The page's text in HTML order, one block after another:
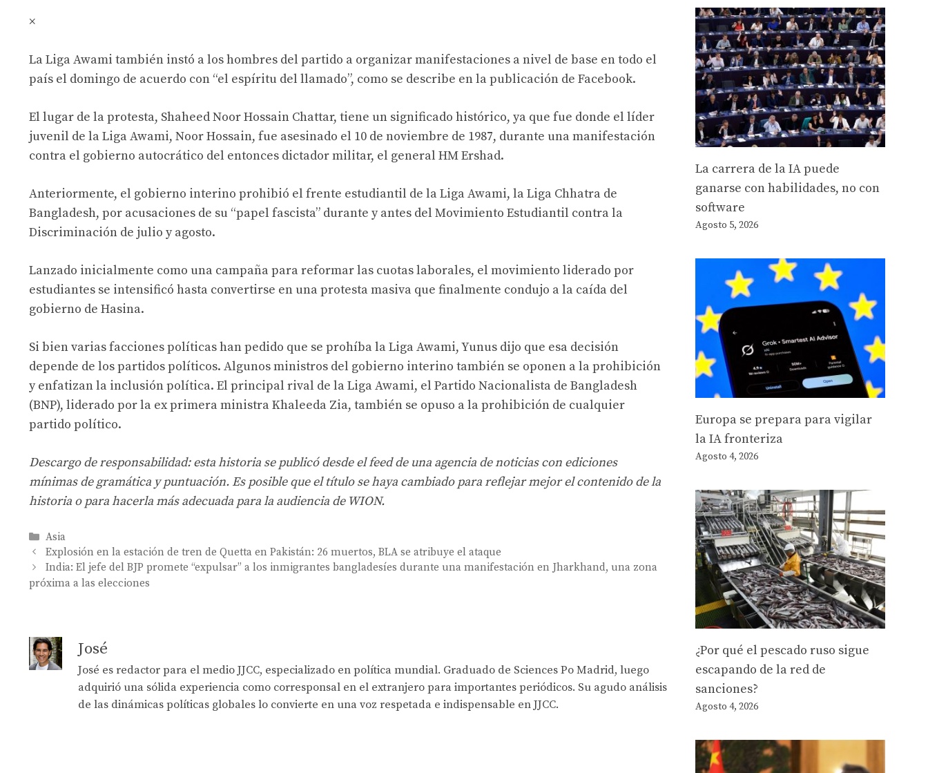
×
La Liga Awami también instó a los hombres del partido a organizar manifestaciones a nivel de base en todo el
país el domingo de acuerdo con “el espíritu del llamado”, como se describe en la publicación de Facebook.
El lugar de la protesta, Shaheed Noor Hossain Chattar, tiene un significado histórico, ya que fue donde el líder
juvenil de la Liga Awami, Noor Hossain, fue asesinado el 10 de noviembre de 1987, durante una manifestación
contra el gobierno autocrático del entonces dictador militar, el general HM Ershad.
Anteriormente, el gobierno interino prohibió el frente estudiantil de la Liga Awami, la Liga Chhatra de
Bangladesh, por acusaciones de su “papel fascista” durante y antes del Movimiento Estudiantil contra la
Discriminación de julio y agosto.
Lanzado inicialmente como una campaña para reformar las cuotas laborales, el movimiento liderado por
estudiantes se intensificó hasta convertirse en una protesta masiva que finalmente condujo a la caída del
gobierno de Hasina.
Si bien varias facciones políticas han pedido que se prohíba la Liga Awami, Yunus dijo que esa decisión
depende de los partidos políticos. Algunos ministros del gobierno interino también se oponen a la prohibición
y enfatizan la inclusión política. El principal rival de la Liga Awami, el Partido Nacionalista de Bangladesh
(BNP), liderado por la ex primera ministra Khaleeda Zia, también se opuso a la prohibición de cualquier
partido político.
Descargo de responsabilidad: esta historia se publicó desde el feed de una agencia de noticias con ediciones
mínimas de gramática y puntuación. Es posible que el título se haya cambiado para reflejar mejor el contenido de la
historia o para hacerla más adecuada para la audiencia de WION.
Categories
Asia
Explosión en la estación de tren de Quetta en Pakistán: 26 muertos, BLA se atribuye el ataque
India: El jefe del BJP promete “expulsar” a los inmigrantes bangladesíes durante una manifestación en Jharkhand, una zona
próxima a las elecciones
José
José es redactor para el medio JJCC, especializado en política mundial. Graduado de Sciences Po Madrid, luego
adquirió una sólida experiencia como corresponsal en el extranjero para importantes periódicos. Su agudo análisis
de las dinámicas políticas globales lo convierte en una voz respetada e indispensable en JJCC.
La carrera de la IA puede
ganarse con habilidades, no con
software
Agosto 5, 2026
Europa se prepara para vigilar
la IA fronteriza
Agosto 4, 2026
¿Por qué el pescado ruso sigue
escapando de la red de
sanciones?
Agosto 4, 2026